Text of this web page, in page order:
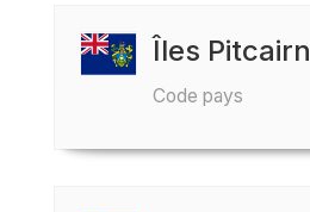
Îles Pitcairn
Code pays